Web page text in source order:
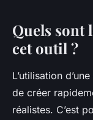
Quels sont
cet outil ?
L’utilisation
de créer
réalistes. C’est